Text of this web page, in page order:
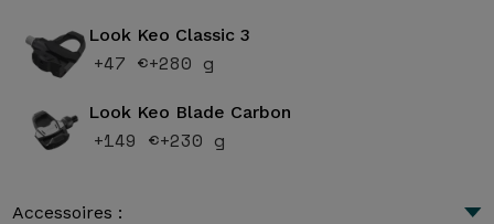
Look Keo Classic 3
+47 €+280 g
Look Keo Blade Carbon
+149 €+230 g
Accessoires :